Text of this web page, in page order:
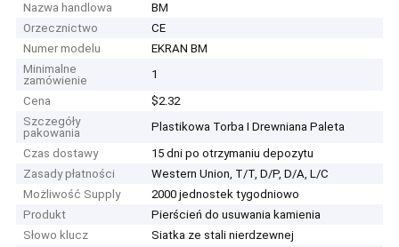
Nazwa handlowa
BM
Orzecznictwo
CE
Numer modelu
EKRAN BM
Minimalne
zamówienie
1
Cena
$2.32
Szczegóły
pakowania
Plastikowa Torba I Drewniana Paleta
Czas dostawy
15 dni po otrzymaniu depozytu
Zasady płatności
Western Union, T/T, D/P, D/A, L/C
Możliwość Supply
2000 jednostek tygodniowo
Produkt
Pierścień do usuwania kamienia
Słowo klucz
Siatka ze stali nierdzewnej